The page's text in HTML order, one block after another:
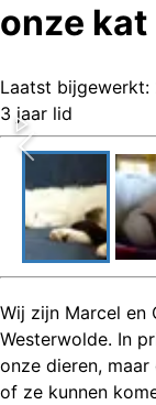
onze kat
Laatst bijgewerkt:
3 jaar lid
Wij zijn Marcel en
Westerwolde. In
onze dieren,
of ze kunnen